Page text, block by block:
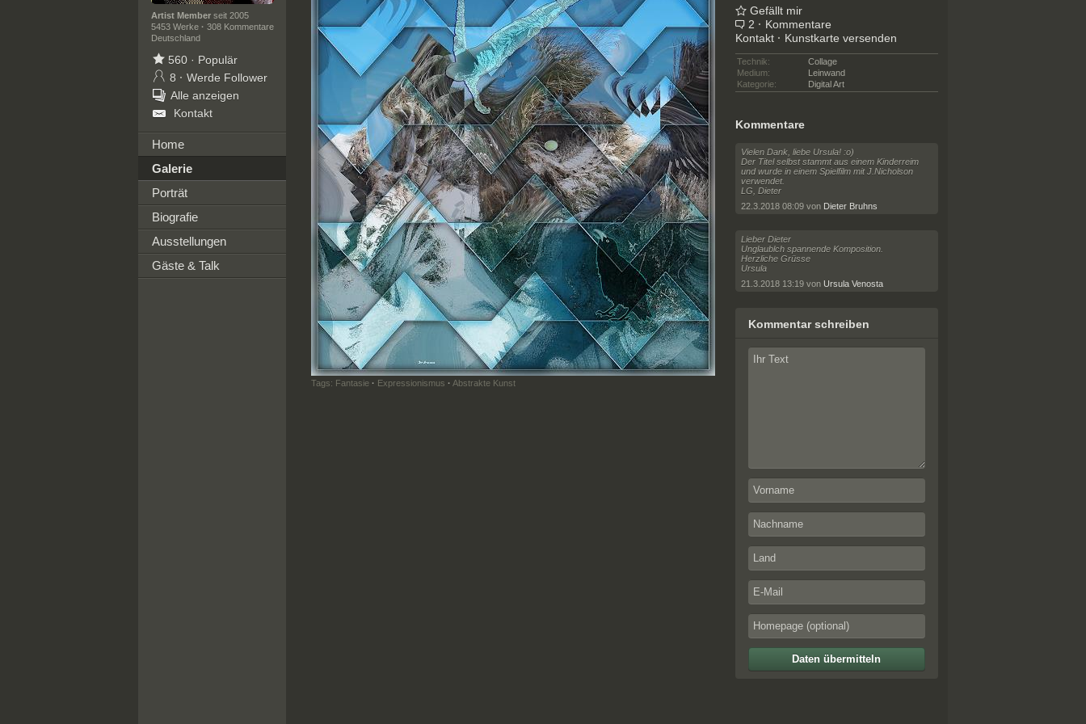
Artist Memberseit 2005
5453 Werke · 308 Kommentare
Deutschland
560· Populär
8 · Werde Follower
Alle anzeigen
Kontakt
Home
Galerie
Porträt
Biografie
Ausstellungen
Gäste & Talk
Tags: Fantasie · Expressionismus · Abstrakte Kunst
Gefällt mir
2 · Kommentare
Kontakt · Kunstkarte versenden
Technik:
Collage
Medium:
Leinwand
Kategorie:
Digital Art
Kommentare
Vielen Dank, liebe Ursula! :o)
Der Titel selbst stammt aus einem Kinderreim
und wurde in einem Spielfilm mit J.Nicholson
verwendet.
LG, Dieter
22.3.2018 08:09 von Dieter Bruhns
Lieber Dieter
Unglaublch spannende Komposition.
Herzliche Grüsse
Ursula
21.3.2018 13:19 von Ursula Venosta
Kommentar schreiben
Daten übermitteln